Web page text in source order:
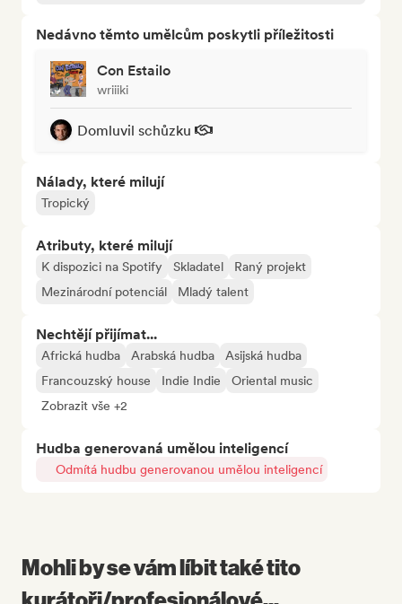
Nedávno těmto umělcům poskytli příležitosti
Con Estailo
wriiiki
Domluvil schůzku
Nálady, které milují
Tropický
Atributy, které milují
K dispozici na Spotify Skladatel
Raný projekt
Mezinárodní potenciál
Mladý talent
Nechtějí přijímat...
Africká hudba Arabská hudba
Asijská hudba
Francouzský house
Indie Indie
Oriental music
Zobrazit vše +2
Hudba generovaná umělou inteligencí
Odmítá hudbu generovanou umělou inteligencí
Mohli by se vám líbit také tito
kurátoři/profesionálové...